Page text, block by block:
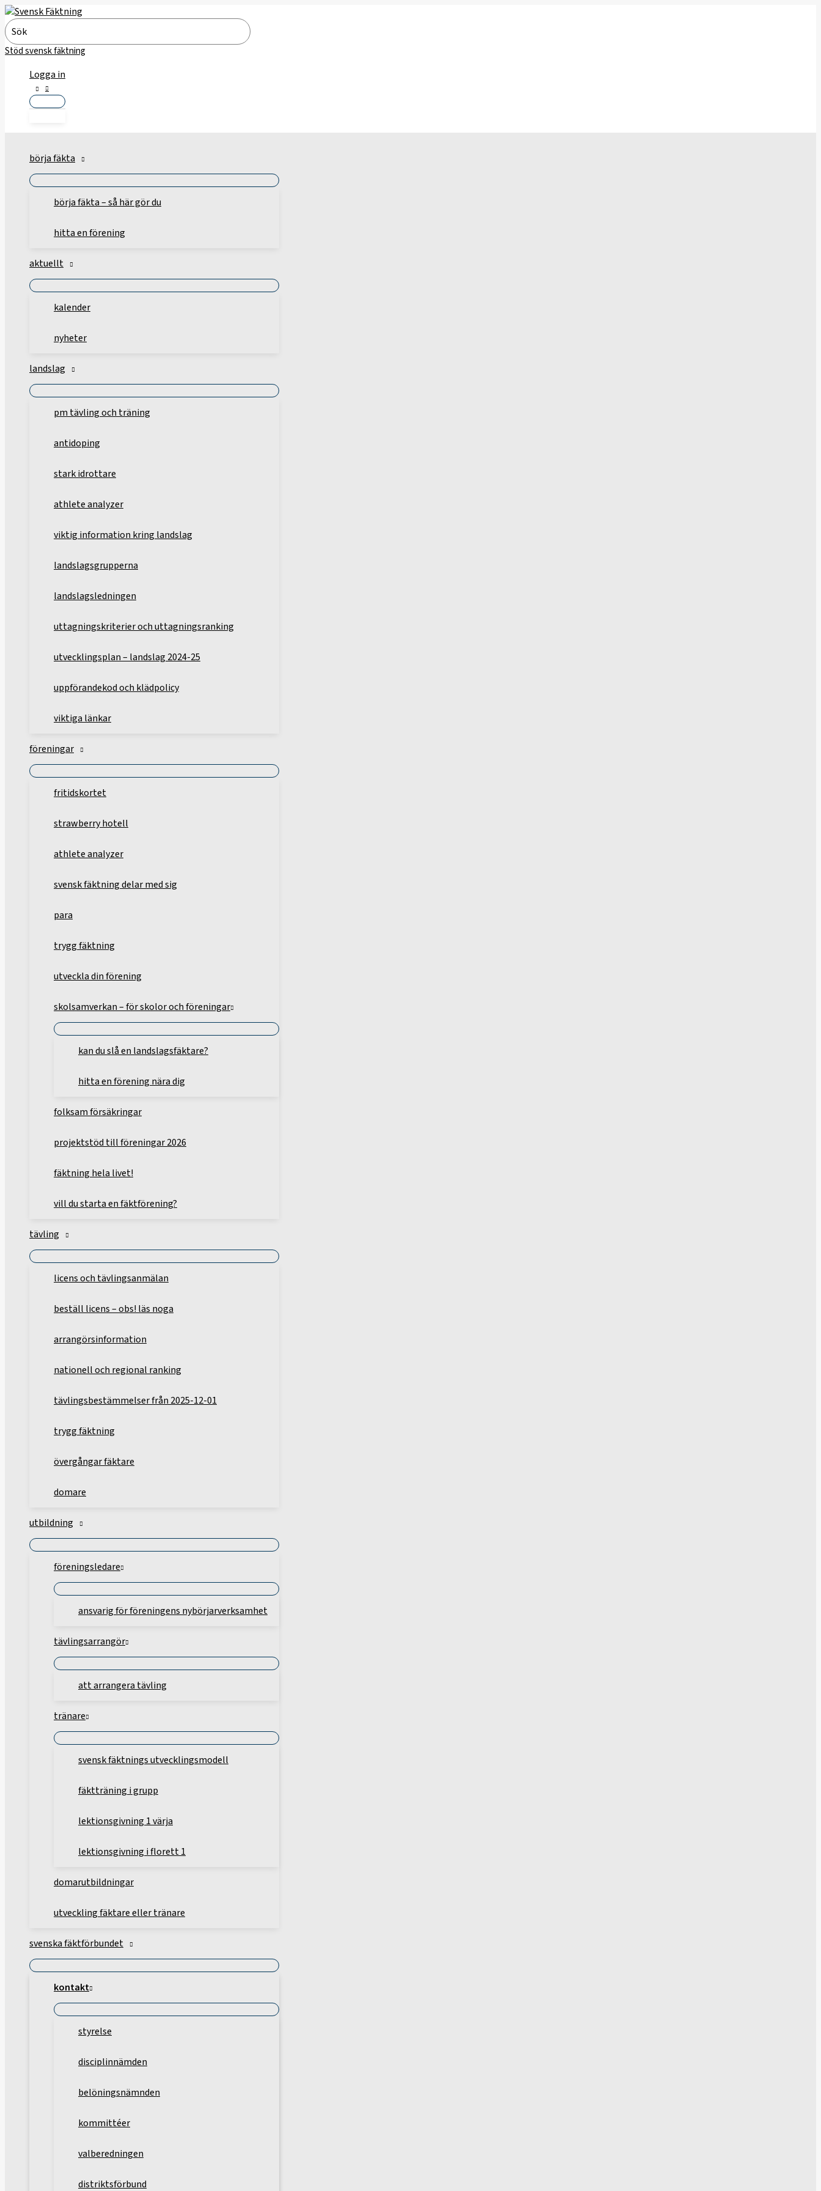
Hoppa
till
innehåll
Search
for:
Stöd svensk fäktning
Logga in
börja fäkta
börja fäkta – så här gör du
hitta en förening
aktuellt
kalender
nyheter
landslag
pm tävling och träning
antidoping
stark idrottare
athlete analyzer
viktig information kring landslag
landslagsgrupperna
landslagsledningen
uttagningskriterier och uttagningsranking
utvecklingsplan – landslag 2024-25
uppförandekod och klädpolicy
viktiga länkar
föreningar
fritidskortet
strawberry hotell
athlete analyzer
svensk fäktning delar med sig
para
trygg fäktning
utveckla din förening
skolsamverkan – för skolor och föreningar
kan du slå en landslagsfäktare?
hitta en förening nära dig
folksam försäkringar
projektstöd till föreningar 2026
fäktning hela livet!
vill du starta en fäktförening?
tävling
licens och tävlingsanmälan
beställ licens – obs! läs noga
arrangörsinformation
nationell och regional ranking
tävlingsbestämmelser från 2025-12-01
trygg fäktning
övergångar fäktare
domare
utbildning
föreningsledare
ansvarig för föreningens nybörjarverksamhet
tävlingsarrangör
att arrangera tävling
tränare
svensk fäktnings utvecklingsmodell
fäktträning i grupp
lektionsgivning 1 värja
lektionsgivning i florett 1
domarutbildningar
utveckling fäktare eller tränare
svenska fäktförbundet
kontakt
styrelse
disciplinnämden
belöningsnämnden
kommittéer
valberedningen
distriktsförbund